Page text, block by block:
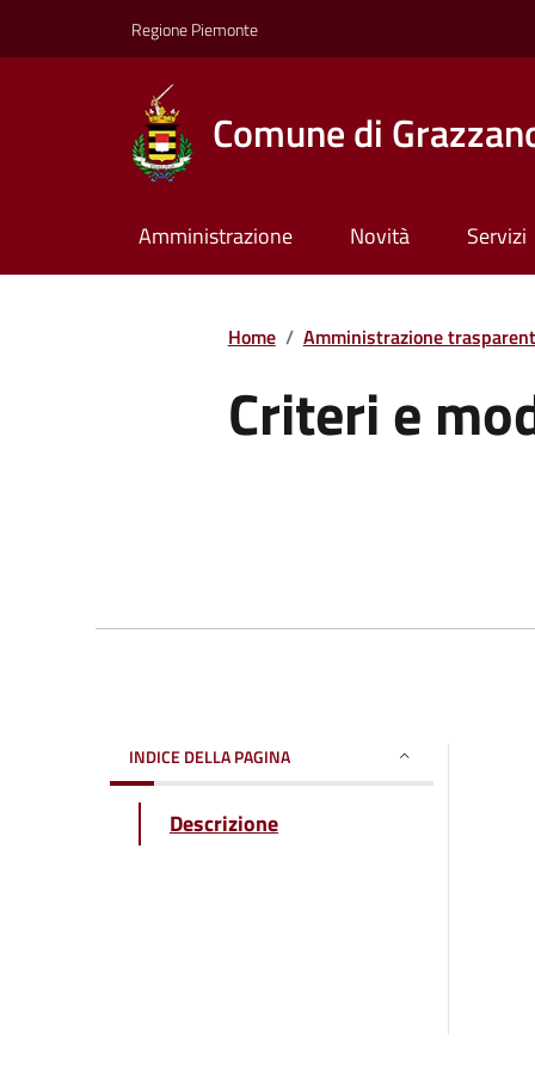
Regione Piemonte
Comune di
Amministrazione Novità Servizi
Home / Amministrazione
Criteri e
INDICE DELLA PAGINA
Descrizione